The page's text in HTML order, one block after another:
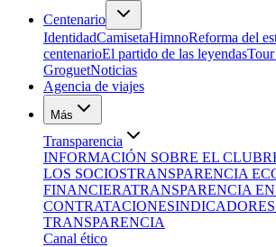
Centenario
IdentidadCamisetaHimnoReforma del
centenarioEl partido de las leyendas
GroguetNoticias
Agencia de viajes
Más
Transparencia
INFORMACIÓN SOBRE EL CLUB
LOS SOCIOSTRANSPARENCIA
FINANCIERATRANSPARENCIA
CONTRATACIONES
TRANSPARENCIA
Canal ético